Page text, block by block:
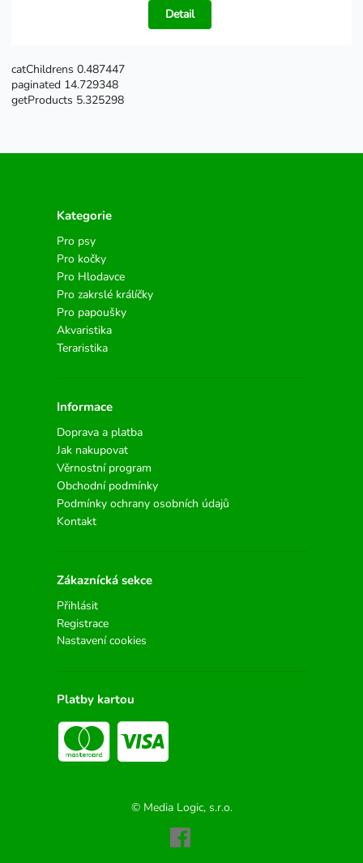
Detail
catChildrens 0.487447
paginated 14.729348
getProducts 5.325298
Kategorie
Pro psy
Pro kočky
Pro Hlodavce
Pro zakrslé králíčky
Pro papoušky
Akvaristika
Teraristika
Informace
Doprava a platba
Jak nakupovat
Věrnostní program
Obchodní podmínky
Podmínky ochrany osobních údajů
Kontakt
Zákaznícká sekce
Přihlásit
Registrace
Nastavení cookies
Platby kartou
© Media Logic, s.r.o.